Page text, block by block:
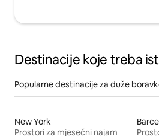
Destinacije koje treba
Popularne destinacije za duže
New York
Prostori za mjesečni najam